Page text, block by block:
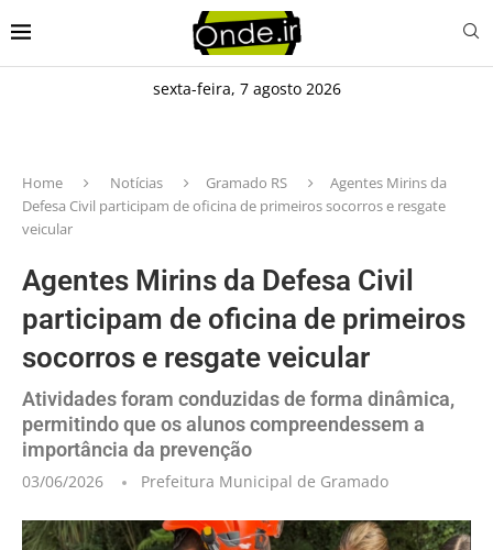
sexta-feira, 7 agosto 2026
Home Notícias Gramado RS
Agentes Mirins da
Defesa Civil participam de oficina de primeiros socorros e resgate
veicular
Agentes Mirins da Defesa Civil
participam de oficina de primeiros
socorros e resgate veicular
Atividades foram conduzidas de forma dinâmica,
permitindo que os alunos compreendessem a
importância da prevenção
03/06/2026 Prefeitura Municipal de Gramado